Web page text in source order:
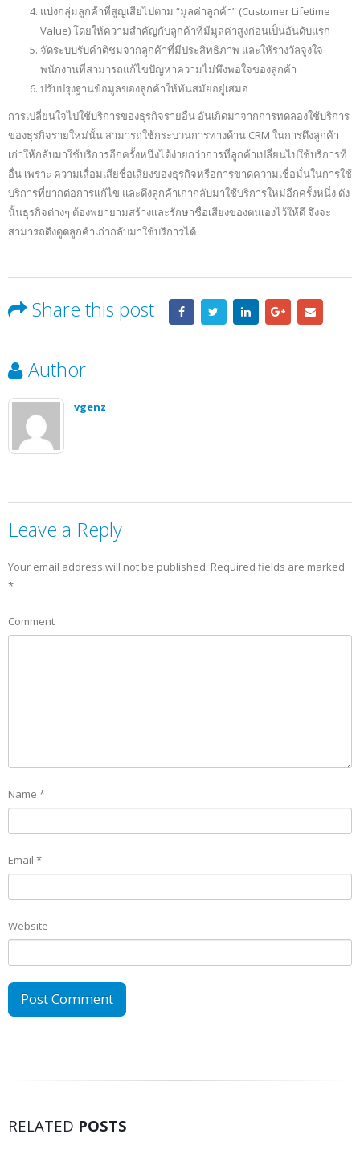
แบ่งกลุ่มลูกค้าที่สูญเสียไปตาม “มูลค่าลูกค้า” (Customer Lifetime
Value) โดยให้ความสำคัญกับลูกค้าที่มีมูลค่าสูงก่อนเป็นอันดับแรก
จัดระบบรับคำติชมจากลูกค้าที่มีประสิทธิภาพ และให้รางวัลจูงใจ
พนักงานที่สามารถแก้ไขปัญหาความไม่พึงพอใจของลูกค้า
ปรับปรุงฐานข้อมูลของลูกค้าให้ทันสมัยอยู่เสมอ
การเปลี่ยนใจไปใช้บริการของธุรกิจรายอื่น อันเกิดมาจากการทดลองใช้บริการ
ของธุรกิจรายใหม่นั้น สามารถใช้กระบวนการทางด้าน CRM ในการดึงลูกค้า
เก่าให้กลับมาใช้บริการอีกครั้งหนึ่งได้ง่ายกว่าการที่ลูกค้าเปลี่ยนไปใช้บริการที่
อื่น เพราะ ความเสื่อมเสียชื่อเสียงของธุรกิจหรือการขาดความเชื่อมั่นในการใช้
บริการที่ยากต่อการแก้ไข และดึงลูกค้าเก่ากลับมาใช้บริการใหม่อีกครั้งหนึ่ง ดัง
นั้นธุรกิจต่างๆ ต้องพยายามสร้างและรักษาชื่อเสียงของตนเองไว้ให้ดี จึงจะ
สามารถดึงดูดลูกค้าเก่ากลับมาใช้บริการได้
Share this post
Author
vgenz
Leave a Reply
Your email address will not be published. Required fields are marked
*
Comment
Name *
Email *
Website
RELATED POSTS